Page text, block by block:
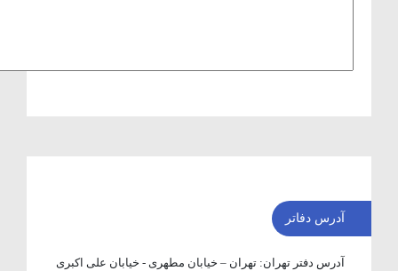
آدرس دفاتر
آدرس دفتر تهران: تهران – خیابان مطهری - خیابان علی اکبری